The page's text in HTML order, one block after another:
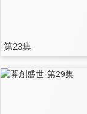
第23集